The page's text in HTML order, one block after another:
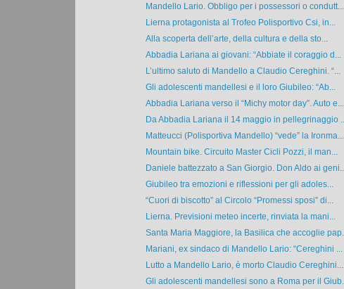
Mandello Lario. Obbligo per i possessori o condutt...
Lierna protagonista al Trofeo Polisportivo Csi, in...
Alla scoperta dell’arte, della cultura e della sto...
Abbadia Lariana ai giovani: “Abbiate il coraggio d...
L’ultimo saluto di Mandello a Claudio Cereghini. “...
Gli adolescenti mandellesi e il loro Giubileo: “Ab...
Abbadia Lariana verso il “Michy motor day”. Auto e...
Da Abbadia Lariana il 14 maggio in pellegrinaggio ...
Matteucci (Polisportiva Mandello) “vede” la Ironma...
Mountain bike. Circuito Master Cicli Pozzi, il man...
Daniele battezzato a San Giorgio. Don Aldo ai geni...
Giubileo tra emozioni e riflessioni per gli adoles...
“Cuori di biscotto” al Circolo “Promessi sposi” di...
Lierna. Previsioni meteo incerte, rinviata la mani...
Santa Maria Maggiore, la Basilica che accoglie pap...
Mariani, ex sindaco di Mandello Lario: “Cereghini ...
Lutto a Mandello Lario, è morto Claudio Cereghini....
Gli adolescenti mandellesi sono a Roma per il Giub...